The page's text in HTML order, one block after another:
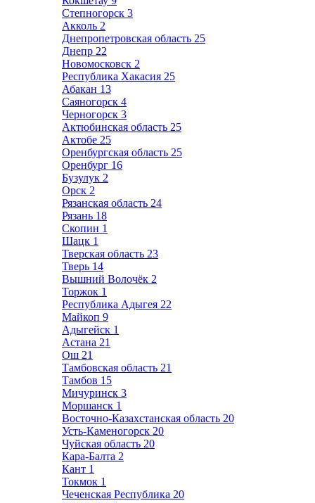
Степногорск 3
Акколь 2
Днепропетровская область 25
Днепр 22
Новомосковск 2
Республика Хакасия 25
Абакан 13
Саяногорск 4
Черногорск 3
Актюбинская область 25
Актобе 25
Оренбургская область 25
Оренбург 16
Бузулук 2
Орск 2
Рязанская область 24
Рязань 18
Скопин 1
Шацк 1
Тверская область 23
Тверь 14
Вышний Волочёк 2
Торжок 1
Республика Адыгея 22
Майкоп 9
Адыгейск 1
Астана 21
Ош 21
Тамбовская область 21
Тамбов 15
Мичуринск 3
Моршанск 1
Восточно-Казахстанская область 20
Усть-Каменогорск 20
Чуйская область 20
Кара-Балта 2
Кант 1
Токмок 1
Чеченская Республика 20